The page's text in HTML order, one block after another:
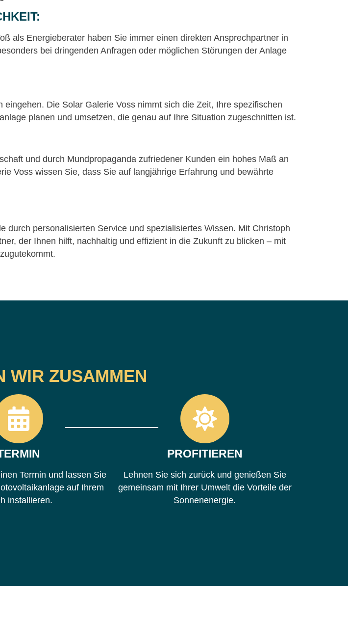
als Energieberater haben Sie immer einen direkten Ansprechpartner in
bei dringenden Anfragen oder möglichen Störungen der Anlage
Die Solar Galerie Voss nimmt sich die Zeit, Ihre spezifischen
planen und umsetzen, die genau auf Ihre Situation zugeschnitten ist.
und durch Mundpropaganda zufriedener Kunden ein hohes Maß an
Voss wissen Sie, dass Sie auf langjährige Erfahrung und bewährte
durch personalisierten Service und spezialisiertes Wissen. Mit Christoph
der Ihnen hilft, nachhaltig und effizient in die Zukunft zu blicken – mit
WIR ZUSAMMEN
Termin und lassen Sie
auf Ihrem
installieren.
PROFITIEREN
Lehnen Sie sich zurück und genießen Sie
gemeinsam mit Ihrer Umwelt die Vorteile der
Sonnenenergie.